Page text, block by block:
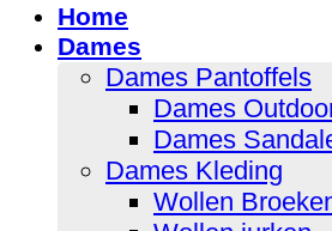
Home
Dames
Dames Pantoffels
Dames
Dames
Dames Kleding
Wollen